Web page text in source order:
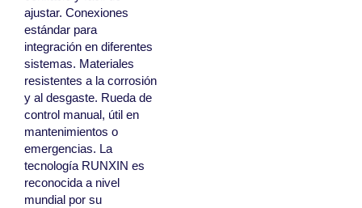
ajustar. Conexiones
estándar para
integración en diferentes
sistemas. Materiales
resistentes a la corrosión
y al desgaste. Rueda de
control manual, útil en
mantenimientos o
emergencias. La
tecnología RUNXIN es
reconocida a nivel
mundial por su